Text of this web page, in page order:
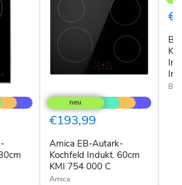
EB-
Autark-
Kochfeld
Indukt.
KMI
754
000
C
€193,99
Amica EB-Autark-
Kochfeld Indukt. 60cm
KMI 754 000 C
Amica
58
cm